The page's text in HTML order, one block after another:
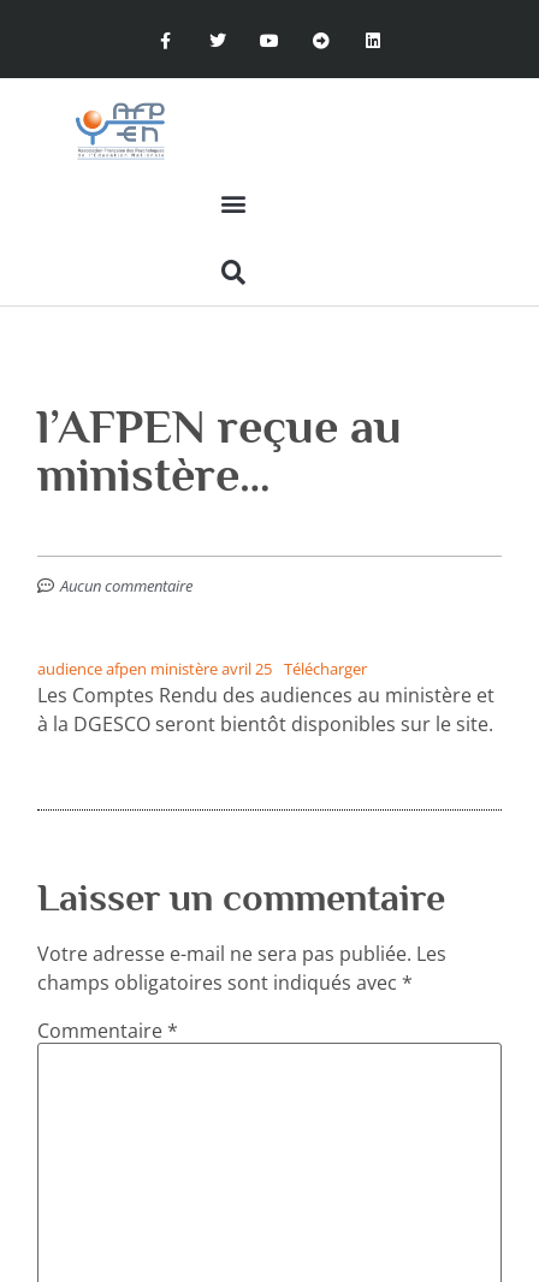
l’AFPEN reçue au
ministère…
Aucun commentaire
audience afpen ministère avril 25 Télécharger
Les Comptes Rendu des audiences au ministère et
à la DGESCO seront bientôt disponibles sur le site.
Laisser un commentaire
Votre adresse e-mail ne sera pas publiée. Les
champs obligatoires sont indiqués avec*
Commentaire*